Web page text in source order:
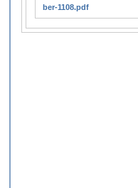
ber-1108.pdf